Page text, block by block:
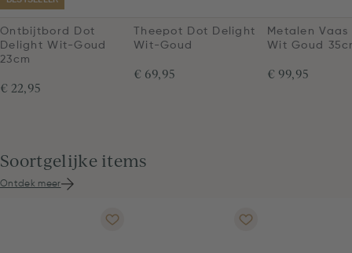
Ontbijtbord Dot
Delight Wit-Goud
23cm
€ 22,95
Theepot Dot Delight
Wit-Goud
€ 69,95
Metalen
Wit Goud
€ 99,95
Soortgelijke items
Ontdek meer